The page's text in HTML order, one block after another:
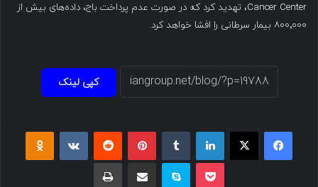
Cancer Center، تهدید کرد که در صورت عدم پرداخت باج، داده‌های بیش از
۸۰۰٬۰۰۰ بیمار سرطانی را افشا خواهد کرد.
کپی لینک
فیسبوک ایکس لینکداین پینتریست
پاکت اسکایپ چاپ